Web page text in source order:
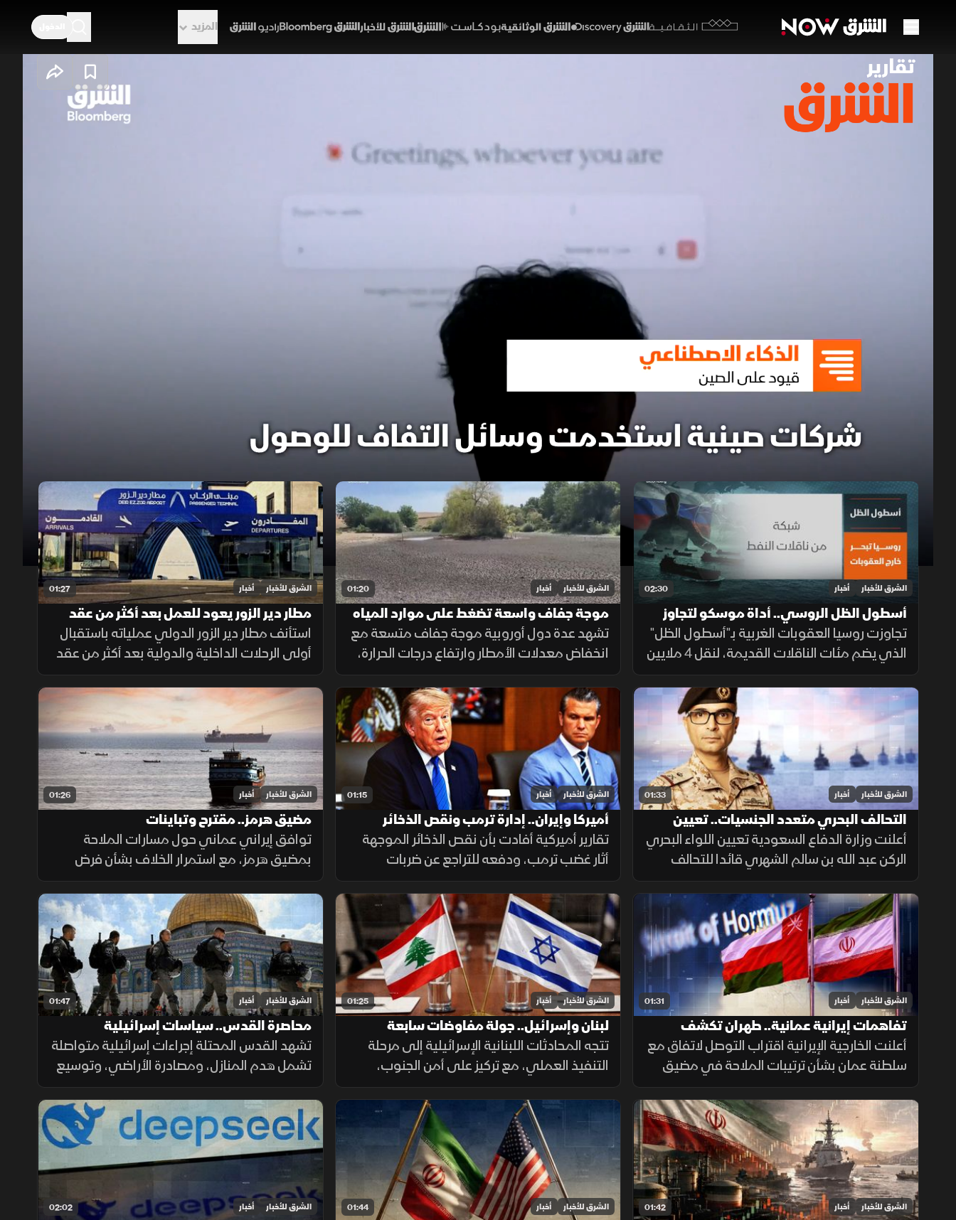
الثقافية
المزيد
00:12/01:07 1x auto
بينها Ant International التابعة لـAnt Group وبايت دانس، استخدمت فروعًا خارجية وخدمات سحابية وحسابات
حلقات الموسم 2026
02:30 الشرق للأخبار أخبار
أسطول الظل الروسي.. أداة موسكو لتجاوز
العقوبات
تجاوزت روسيا العقوبات الغربية بـ"أسطول الظل"
الذي يضم مئات الناقلات القديمة، لنقل 4 ملايين
برميل نفط يوميا للصين والهند عبر تكتيكات تخف
بحرية، ما أمن لموسكو مليارات الدولارات.
01:20 الشرق للأخبار أخبار
موجة جفاف واسعة تضغط على موارد المياه
في أوروبا
تشهد عدة دول أوروبية موجة جفاف متسعة مع
انخفاض معدلات الأمطار وارتفاع درجات الحرارة،
ما أدى إلى تراجع مستويات الأنهار والخزانات
وزيادة الضغوط على الموارد المائية.
01:27 الشرق للأخبار أخبار
مطار دير الزور يعود للعمل بعد أكثر من عقد
من الإغلاق
استأنف مطار دير الزور الدولي عملياته باستقبال
أولى الرحلات الداخلية والدولية بعد أكثر من عقد
من التوقف، في خطوة تهدف إلى تسهيل حركة
التنقل وتعزيز الربط الجوي بالمنطقة.
01:33 الشرق للأخبار أخبار
التحالف البحري متعدد الجنسيات.. تعيين
قائد جديد
أعلنت وزارة الدفاع السعودية تعيين اللواء البحري
الركن عبد الله بن سالم الشهري قائدا للتحالف
الدولي متعدد الجنسيات، في خطوة تعزز جاهزية
التحالف لحماية الملاحة وأمن الممرات البحرية.
01:15 الشرق للأخبار أخبار
أميركا وإيران.. إدارة ترمب ونقص الذخائر
تقارير أميركية أفادت بأن نقص الذخائر الموجهة
أثار غضب ترمب، ودفعه للتراجع عن ضربات
واسعة ضد إيران. وزير الحرب حمل بايدن ثم نائبه
مسؤولية الأزمة، فيما نفى البيت الأبيض صحة
التقارير.
01:26 الشرق للأخبار أخبار
مضيق هرمز.. مقترح وتباينات
توافق إيراني عماني حول مسارات الملاحة
بمضيق هرمز، مع استمرار الخلاف بشأن فرض
رسوم عبور، حيث تشترط طهران رفع العقوبات
لفتح المضيق وسط رفض أميركي ورفض داخلي
من الحرس الثوري.
01:31 الشرق للأخبار أخبار
تفاهمات إيرانية عمانية.. طهران تكشف
تفاصيل اتفاق مضيق هرمز
أعلنت الخارجية الإيرانية اقتراب التوصل لاتفاق مع
سلطنة عمان بشأن ترتيبات الملاحة في مضيق
هرمز، مؤكدة أن فتح المضيق يبقى مشروطًا
بالتزام أميركا برفع العقوبات والإفراج عن الأصول
الإيرانية.
01:25 الشرق للأخبار أخبار
لبنان وإسرائيل.. جولة مفاوضات سابعة
تتجه المحادثات اللبنانية الإسرائيلية إلى مرحلة
التنفيذ العملي، مع تركيز على أمن الجنوب،
وترتيبات انتشار القوات، والحدود البرية، وسط
تحديات تتعلق بالضمانات السياسية وتحويل
الاتفاقات إلى واقع مستدام.
01:47 الشرق للأخبار أخبار
محاصرة القدس.. سياسات إسرائيلية
تشهد القدس المحتلة إجراءات إسرائيلية متواصلة
تشمل هدم المنازل، ومصادرة الأراضي، وتوسيع
المستوطنات، وتسوية الأراضي، وسط تحذيرات
من تغيير الواقع الديموغرافي والجغرافي
للمدينة.
01:42 الشرق للأخبار أخبار 01:44 الشرق للأخبار أخبار 02:02 الشرق للأخبار أخبار